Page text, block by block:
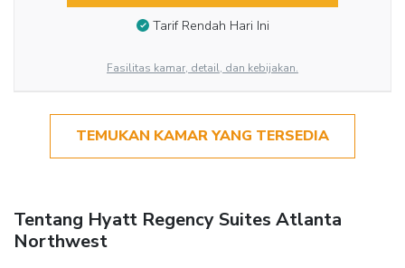
Tarif Rendah Hari Ini
Fasilitas kamar, detail, dan kebijakan.
TEMUKAN KAMAR YANG TERSEDIA
Tentang Hyatt Regency Suites Atlanta
Northwest